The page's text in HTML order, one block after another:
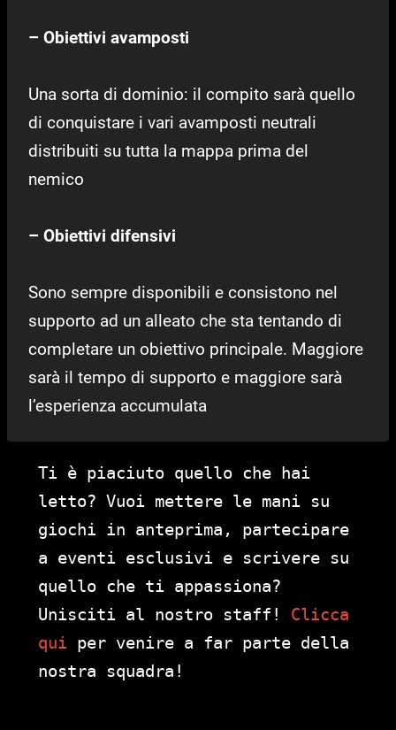
– Obiettivi avamposti
Una sorta di dominio: il compito sarà quello
di conquistare i vari avamposti neutrali
distribuiti su tutta la mappa prima del
nemico
– Obiettivi difensivi
Sono sempre disponibili e consistono nel
supporto ad un alleato che sta tentando di
completare un obiettivo principale. Maggiore
sarà il tempo di supporto e maggiore sarà
l’esperienza accumulata
Ti è piaciuto quello che hai
letto? Vuoi mettere le mani su
giochi in anteprima, partecipare
a eventi esclusivi e scrivere su
quello che ti appassiona?
Unisciti al nostro staff! Clicca
qui per venire a far parte della
nostra squadra!